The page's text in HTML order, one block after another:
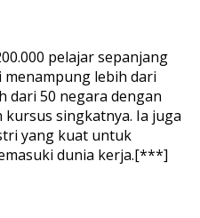
pelajar sepanjang
lebih dari
dari 50 negara dengan
singkatnya. Ia juga
yang kuat untuk
dunia kerja.[***]